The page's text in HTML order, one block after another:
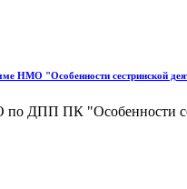
НМО "Особенности сестринской
ДПП ПК "Особенности